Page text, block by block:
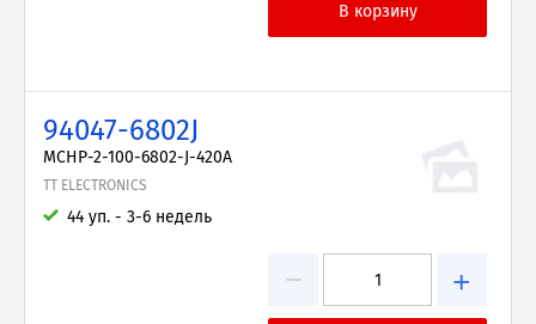
94047-6802J
MCHP-2-100-6802-J-420A
TT ELECTRONICS
44 уп. - 3-6 недель
− +